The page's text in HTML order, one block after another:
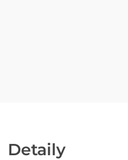
Detaily